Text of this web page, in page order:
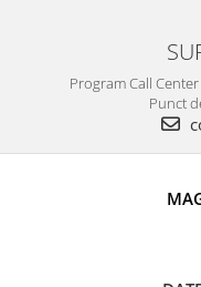
Program Call
Punct